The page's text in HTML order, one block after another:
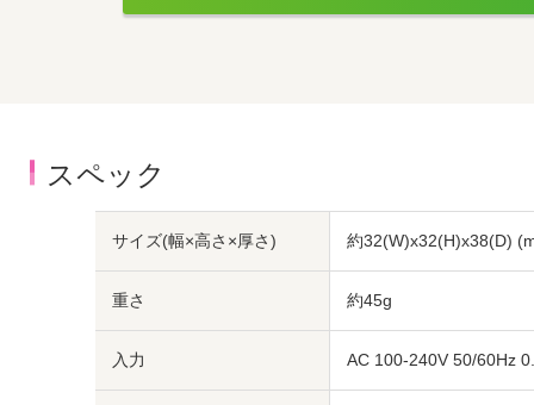
スペック
サイズ(幅×高さ×厚さ) 約32(W)x32(H)x38(D)
重さ 約45g
入力 AC 100-240V 50/60Hz